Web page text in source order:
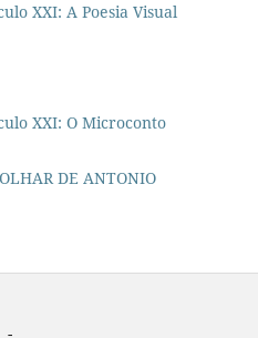
XXI: A Poesia Visual
XXI: O Microconto
DE ANTONIO
-